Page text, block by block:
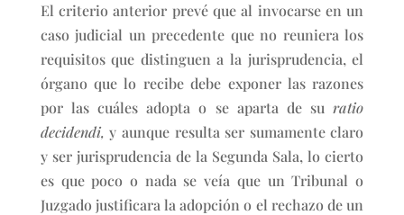
El criterio anterior prevé que al invocarse en un
caso judicial un precedente que no reuniera los
requisitos que distinguen a la jurisprudencia, el
órgano que lo recibe debe exponer las razones
por las cuáles adopta o se aparta de suratio
decidendi,y aunque resulta ser sumamente claro
y ser jurisprudencia de la Segunda Sala, lo cierto
es que poco o nada se veía que un Tribunal o
Juzgado justificara la adopción o el rechazo de un